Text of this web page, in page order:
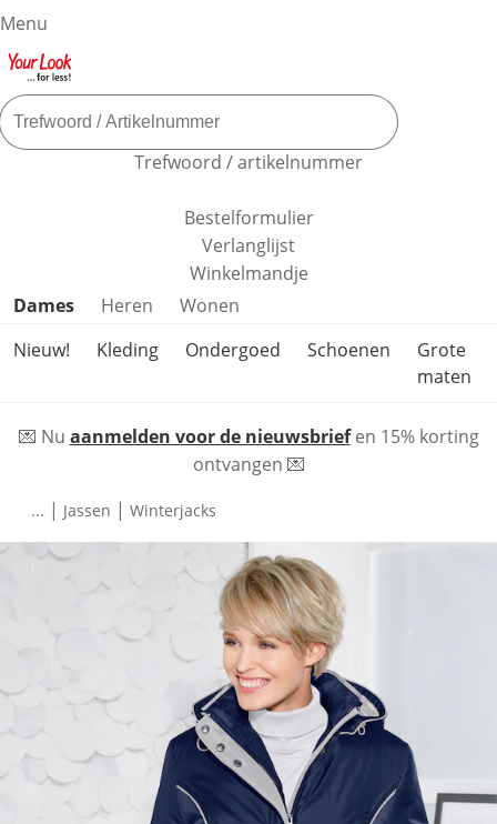
Menu
Trefwoord / artikelnummer
Bestelformulier
Verlanglijst
Winkelmandje
Productcategorieën overslaan
Dames Heren
Wonen
Nieuw!
Kleding Ondergoed Schoenen
Grote
maten
💌 Nu aanmelden voor de nieuwsbriefen 15% korting
ontvangen 💌
... | Jassen | Winterjacks